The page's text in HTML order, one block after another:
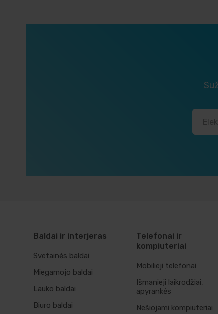
Baldai ir interjeras
Svetainės baldai
Miegamojo baldai
Lauko baldai
Biuro baldai
Telefonai ir
kompiuteriai
Mobilieji telefonai
Išmanieji laikrodžiai,
apyrankės
Nešiojami kompiuteriai